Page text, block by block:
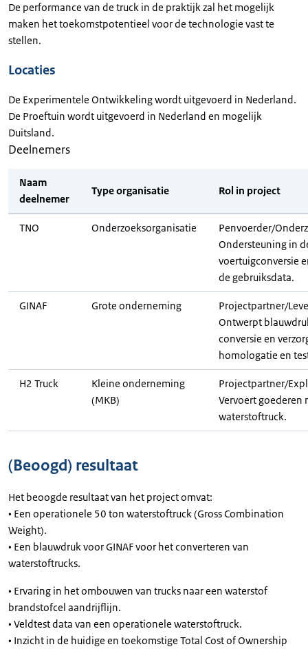
De performance van de truck in de praktijk zal het mogelijk
maken het toekomstpotentieel voor de technologie vast te
stellen.
Locaties
De Experimentele Ontwikkeling wordt uitgevoerd in Nederland.
De Proeftuin wordt uitgevoerd in Nederland en mogelijk
Duitsland.
Deelnemers
Naam
deelnemer
Type organisatie Rol in project
TNO Onderzoeksorganisatie
Penvoerder/
Ondersteuning in
voertuigconversie
de gebruiksdata.
GINAF Grote onderneming
Projectpartner/
Ontwerpt
conversie en
homologatie en
H2 Truck
Kleine onderneming
(MKB)
Projectpartner/
Vervoert goederen
waterstoftruck.
(Beoogd) resultaat
Het beoogde resultaat van het project omvat:
• Een operationele 50 ton waterstoftruck (Gross Combination
Weight).
• Een blauwdruk voor GINAF voor het converteren van
waterstoftrucks.
• Ervaring in het ombouwen van trucks naar een waterstof
brandstofcel aandrijflijn.
• Veldtest data van een operationele waterstoftruck.
• Inzicht in de huidige en toekomstige Total Cost of Ownership